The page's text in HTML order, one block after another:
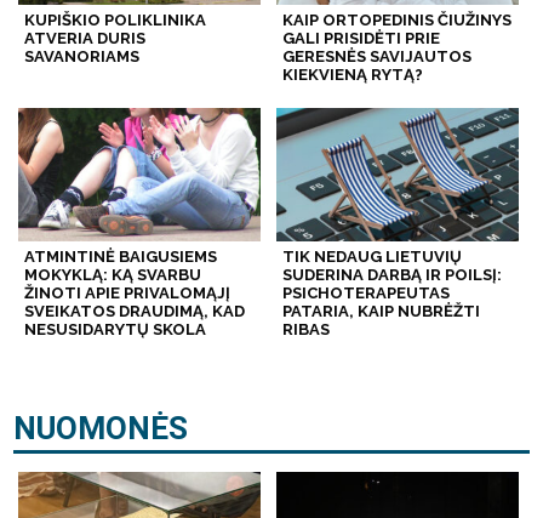
KUPIŠKIO POLIKLINIKA
ATVERIA DURIS
SAVANORIAMS
KAIP ORTOPEDINIS ČIUŽINYS
GALI PRISIDĖTI PRIE
GERESNĖS SAVIJAUTOS
KIEKVIENĄ RYTĄ?
ATMINTINĖ BAIGUSIEMS
MOKYKLĄ: KĄ SVARBU
ŽINOTI APIE PRIVALOMĄJĮ
SVEIKATOS DRAUDIMĄ, KAD
NESUSIDARYTŲ SKOLA
TIK NEDAUG LIETUVIŲ
SUDERINA DARBĄ IR POILSĮ:
PSICHOTERAPEUTAS
PATARIA, KAIP NUBRĖŽTI
RIBAS
NUOMONĖS